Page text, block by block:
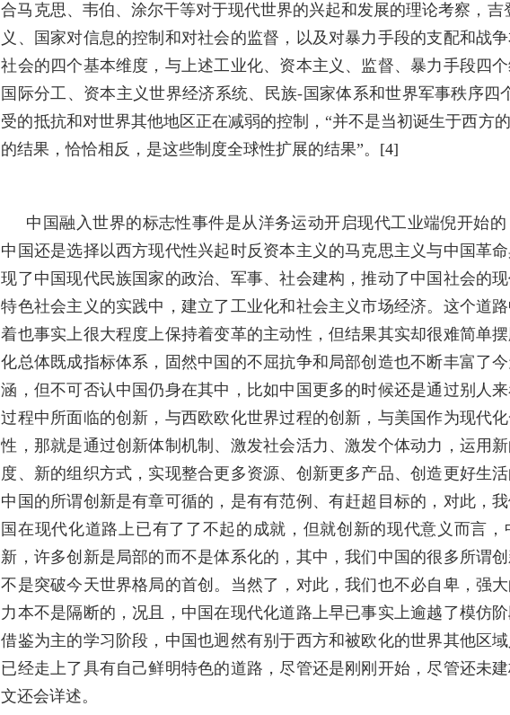
合马克思、韦伯、涂尔干等对于现代世界的兴起和发展的理论考察，吉
义、国家对信息的控制和对社会的监督，以及对暴力手段的支配和战
社会的四个基本维度，与上述工业化、资本主义、监督、暴力手段四
国际分工、资本主义世界经济系统、民族-国家体系和世界军事秩序四
受的抵抗和对世界其他地区正在减弱的控制，“并不是当初诞生于西方
的结果，恰恰相反，是这些制度全球性扩展的结果”。 [4]
中国融入世界的标志性事件是从洋务运动开启现代工业端倪开始的
中国还是选择以西方现代性兴起时反资本主义的马克思主义与中国革
现了中国现代民族国家的政治、军事、社会建构，推动了中国社会的
特色社会主义的实践中，建立了工业化和社会主义市场经济。这个道
着也事实上很大程度上保持着变革的主动性，但结果其实却很难简单
化总体既成指标体系，固然中国的不屈抗争和局部创造也不断丰富了
涵，但不可否认中国仍身在其中，比如中国更多的时候还是通过别人
过程中所面临的创新，与西欧欧化世界过程的创新，与美国作为现代
性，那就是通过创新体制机制、激发社会活力、激发个体动力，运用
度、新的组织方式，实现整合更多资源、创新更多产品、创造更好生
中国的所谓创新是有章可循的，是有有范例、有赶超目标的，对此，
国在现代化道路上已有了了不起的成就，但就创新的现代意义而言，
新，许多创新是局部的而不是体系化的，其中，我们中国的很多所谓
不是突破今天世界格局的首创。当然了，对此，我们也不必自卑，强
力本不是隔断的，况且，中国在现代化道路上早已事实上逾越了模仿
借鉴为主的学习阶段，中国也迥然有别于西方和被欧化的世界其他区
已经走上了具有自己鲜明特色的道路，尽管还是刚刚开始，尽管还未
文还会详述。